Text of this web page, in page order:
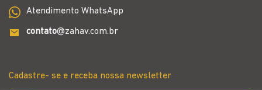
Atendimento WhatsApp
contato@zahav.com.br
Cadastre- se e receba nossa newsletter